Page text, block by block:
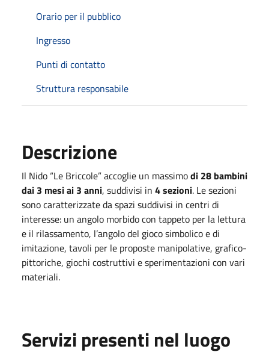
Orario per il pubblico
Ingresso
Punti di contatto
Struttura responsabile
Descrizione
Il Nido “Le Briccole” accoglie un massimodi 28 bambini
dai 3 mesi ai 3 anni, suddivisi in 4 sezioni. Le sezioni
sono caratterizzate da spazi suddivisi in centri di
interesse: un angolo morbido con tappeto per la lettura
e il rilassamento, l’angolo del gioco simbolico e di
imitazione, tavoli per le proposte manipolative, grafico-
pittoriche, giochi costruttivi e sperimentazioni con vari
materiali.
Servizi presenti nel luogo